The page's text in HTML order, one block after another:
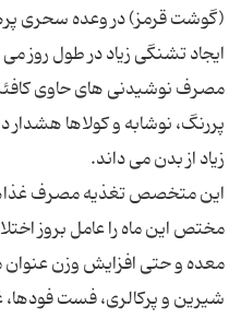
(گوشت قرمز) در وعده سحری
ایجاد تشنگی زیاد در طول
مصرف نوشیدنی های حاوی
پررنگ، نوشابه و کولاها هشدار
این متخصص تغذیه مصرف
مختص این ماه را عامل بروز
معده و حتی افزایش وزن عنوان
شیرین و پرکالری، فست